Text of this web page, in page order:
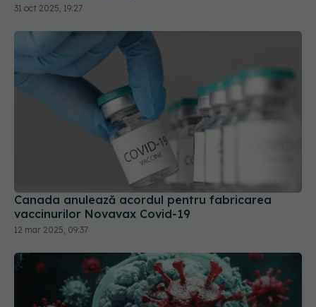
31 oct 2025, 19:27
Canada anulează acordul pentru fabricarea
vaccinurilor Novavax Covid-19
12 mar 2025, 09:37